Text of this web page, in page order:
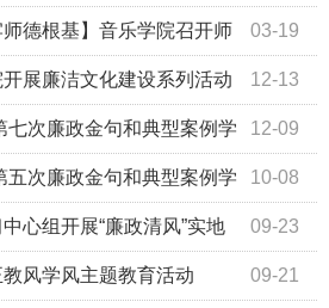
03-19
师德根基】音乐学院召开师
议 12-13
开展廉洁文化建设系列活动
12-09
次廉政金句和典型案例学
10-08
次廉政金句和典型案例学
09-23
心组开展“廉政清风”实地
09-21
风学风主题教育活动